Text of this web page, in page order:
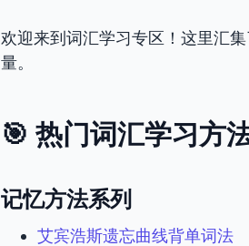
欢迎来到词汇学习专区！这里汇
量。
🎯 热门词汇学习方
记忆方法系列
艾宾浩斯遗忘曲线背单词法